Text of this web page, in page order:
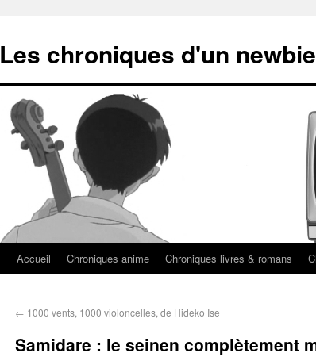
Les chroniques d'un newbie
Accueil Chroniques anime Chroniques livres & romans
← 1000 vents, 1000 violoncelles, de Hideko Ise
Samidare : le seinen complètement